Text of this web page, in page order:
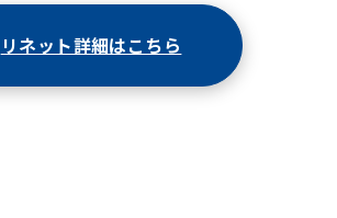
リネット詳細はこちら